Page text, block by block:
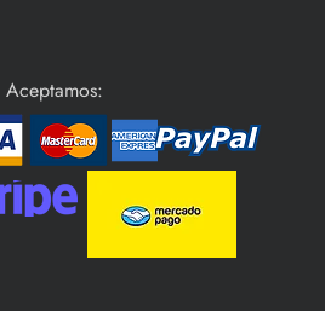
Aceptamos: